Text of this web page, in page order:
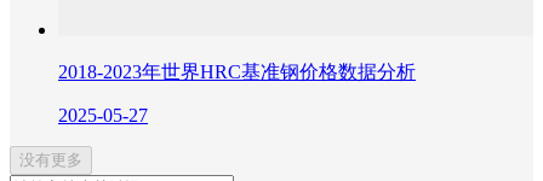
2018-2023年世界HRC基准钢价格数据分析
2025-05-27
没有更多